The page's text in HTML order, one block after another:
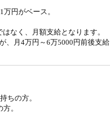
円がベース。
なく、月額支給となります。
、月4万円～6万5000円前後支給
ちの方。
。